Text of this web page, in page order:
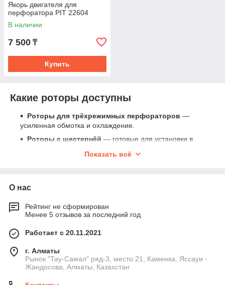
Якорь двигателя для
перфоратора PIT 22604
В наличии
7 500 ₸
Купить
Какие роторы доступны
Роторы для трёхрежимных перфораторов —
усиленная обмотка и охлаждение.
Роторы с шестернёй — готовые для установки в
Комплекты
Как выбрать ротор для перфоратора
Подбор выполняется по модели, длине ротора, диаметру
железа, количеству зубьев шестерни, диаметру коллектора и
посадкам под подшипники. У разных брендов отличаются
шестерни, посадочные места, количество ламелей и форма
коллектора — совпадение должно быть точным.
Показать всё
О нас
Рейтинг не сформирован
Менее 5 отзывов за последний год
Работает с 20.11.2021
г. Алматы
Рынок "Тау-Самал" ряд-3, место 21, Каменка, Яссауи -
Жандосова, Алматы, Казахстан